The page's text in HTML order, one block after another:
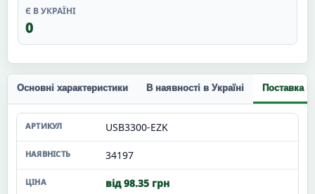
Є В УКРАЇНІ
0
Основні характеристики В наявності в Україні Поставка
USB3300-EZK
34197
від 98.35 грн